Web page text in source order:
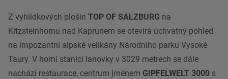
Z vyhlídkových plošin TOP OF SALZBURG na
Kitzsteinhornu nad Kaprunem se otevírá úchvatný pohled
na impozantní alpské velikány Národního parku Vysoké
Taury. V horní stanici lanovky v 3029 metrech se dále
nachází restaurace, centrum jménem GIPFELWELT 3000 s